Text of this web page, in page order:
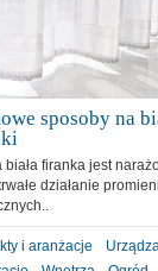
sposoby na
biała firanka jest
działanie promieni
i aranżacje